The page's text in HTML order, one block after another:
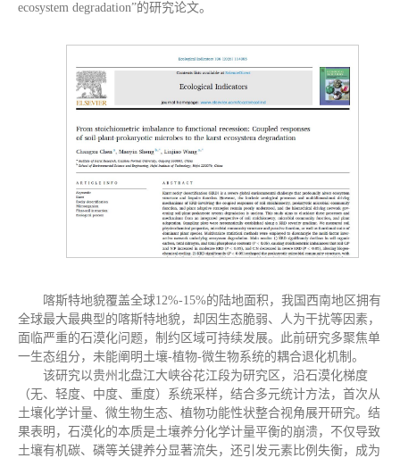
ecosystem degradation”的研究论文。
喀斯特地貌覆盖全球12%-15%的陆地面积，我国西南地区拥有
全球最大最典型的喀斯特地貌，却因生态脆弱、人为干扰等因素，
面临严重的石漠化问题，制约区域可持续发展。此前研究多聚焦单
一生态组分，未能阐明土壤-植物-微生物系统的耦合退化机制。
该研究以贵州北盘江大峡谷花江段为研究区，沿石漠化梯度
（无、轻度、中度、重度）系统采样，结合多元统计方法，首次从
土壤化学计量、微生物生态、植物功能性状整合视角展开研究。结
果表明，石漠化的本质是土壤养分化学计量平衡的崩溃，不仅导致
土壤有机碳、磷等关键养分显著流失，还引发元素比例失衡，成为